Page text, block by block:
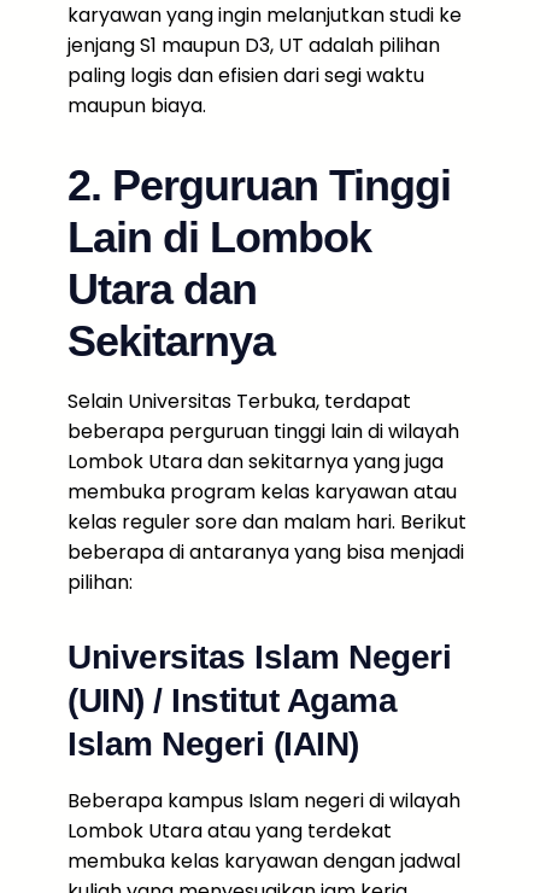
karyawan yang ingin melanjutkan studi ke
jenjang S1 maupun D3, UT adalah pilihan
paling logis dan efisien dari segi waktu
maupun biaya.
2. Perguruan Tinggi
Lain di Lombok
Utara dan
Sekitarnya
Selain Universitas Terbuka, terdapat
beberapa perguruan tinggi lain di wilayah
Lombok Utara dan sekitarnya yang juga
membuka program kelas karyawan atau
kelas reguler sore dan malam hari. Berikut
beberapa di antaranya yang bisa menjadi
pilihan:
Universitas Islam Negeri
(UIN) / Institut Agama
Islam Negeri (IAIN)
Beberapa kampus Islam negeri di wilayah
Lombok Utara atau yang terdekat
membuka kelas karyawan dengan jadwal